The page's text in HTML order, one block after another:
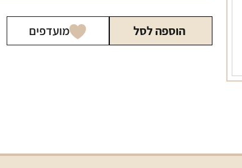
ארוך
LDהוספה לסל מועדפים